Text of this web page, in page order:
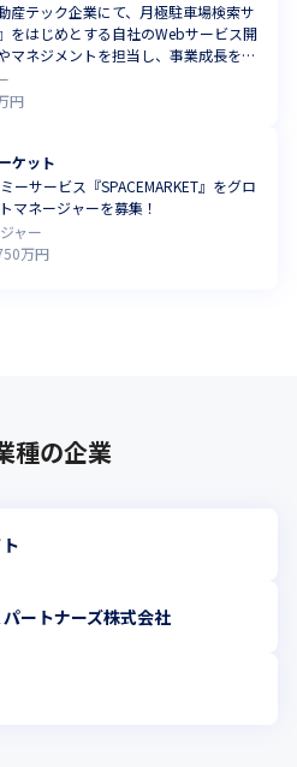
産テック企業にて、月極駐車場検索サ
をはじめとする自社のWebサービス開
マネジメントを担当し、事業成長を牽
円
ケット
ーサービス『SPACEMARKET』をグロ
マネージャーを募集！
ャー
万円
種の企業
ートナーズ株式会社